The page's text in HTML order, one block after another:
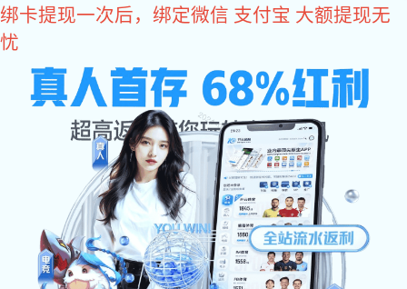
多多28
万达、恒大、京东、中国中铁等500强企业品牌
合作商
消防水炮 自动消防炮
消防水炮安装图 智能消防炮
消防水炮报价 固定消防炮